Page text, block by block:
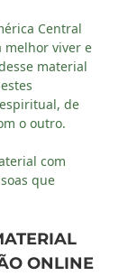
Central
melhor viver e
material
de
o outro.
com
que
ONLINE